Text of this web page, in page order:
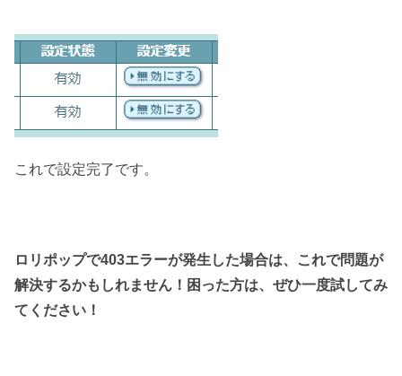
これで設定完了です。
ロリポップで403エラーが発生した場合は、これで問題が
解決するかもしれません！困った方は、ぜひ一度試してみ
てください！